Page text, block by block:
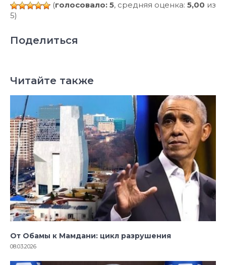
(голосовало: 5, средняя оценка: 5,00 из
5)
Поделиться
Читайте также
От Обамы к Мамдани: цикл разрушения
08.03.2026